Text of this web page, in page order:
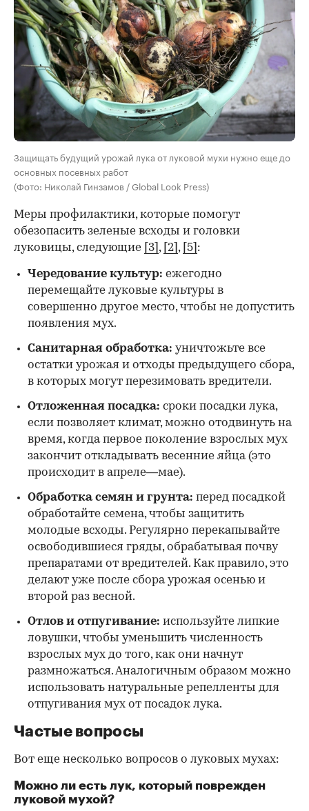
Защищать будущий урожай лука от луковой мухи нужно еще до
основных посевных работ
(Фото: Николай Гинзамов / Global Look Press)
Меры профилактики, которые помогут
обезопасить зеленые всходы и головки
луковицы, следующие
[3] , [2] , [5] :
Чередование культур: ежегодно
перемещайте луковые культуры в
совершенно другое место, чтобы не допустить
появления мух.
Санитарная обработка: уничтожьте все
остатки урожая и отходы предыдущего сбора,
в которых могут перезимовать вредители.
Отложенная посадка: сроки посадки лука,
если позволяет климат, можно отодвинуть на
время, когда первое поколение взрослых мух
закончит откладывать весенние яйца (это
происходит в апреле—мае).
Обработка семян и грунта: перед посадкой
обработайте семена, чтобы защитить
молодые всходы. Регулярно перекапывайте
освободившиеся гряды, обрабатывая почву
препаратами от вредителей. Как правило, это
делают уже после сбора урожая осенью и
второй раз весной.
Отлов и отпугивание: используйте липкие
ловушки, чтобы уменьшить численность
взрослых мух до того, как они начнут
размножаться. Аналогичным образом можно
использовать натуральные репелленты для
отпугивания мух от посадок лука.
Частые вопросы
Вот еще несколько вопросов о луковых мухах:
Можно ли есть лук, который поврежден
луковой мухой?